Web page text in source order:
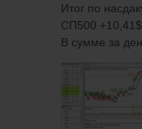
Итог по
СП500 +10,41$
В сумме за